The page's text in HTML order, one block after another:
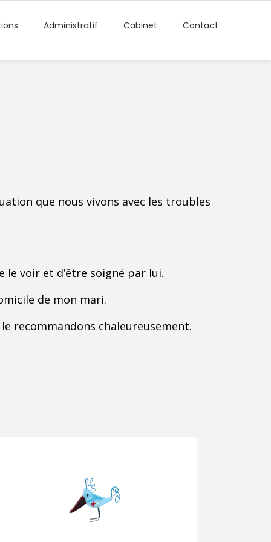
Administratif Cabinet Contact
que nous vivons avec les troubles
voir et d’être soigné par lui.
de mon mari.
recommandons chaleureusement.